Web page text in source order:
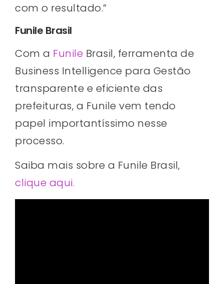
com o resultado.”
Funile Brasil
Com a Funile Brasil, ferramenta de
Business Intelligence para Gestão
transparente e eficiente das
prefeituras, a Funile vem tendo
papel importantíssimo nesse
processo.
Saiba mais sobre a Funile Brasil,
clique aqui.